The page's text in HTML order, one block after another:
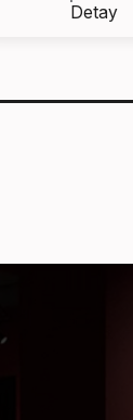
Detay